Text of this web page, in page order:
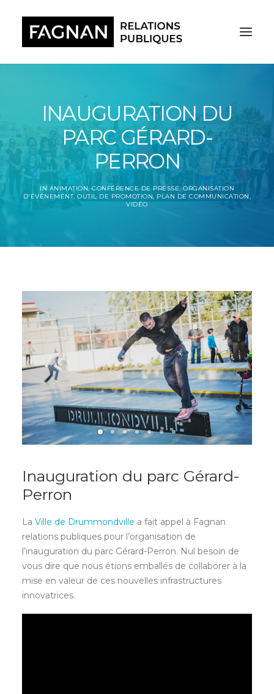
INAUGURATION DU
PARC GÉRARD-
PERRON
IN ANIMATION,CONFÉRENCE DE PRESSE,ORGANISATION
D'ÉVÉNEMENT,OUTIL DE PROMOTION, PLAN DE COMMUNICATION,
VIDÉO
Inauguration du parc Gérard-
Perron
La Ville de Drummondville a fait appel à Fagnan
relations publiques pour l’organisation de
l’inauguration du parc Gérard-Perron. Nul besoin de
vous dire que nous étions emballés de collaborer à la
mise en valeur de ces nouvelles infrastructures
innovatrices.